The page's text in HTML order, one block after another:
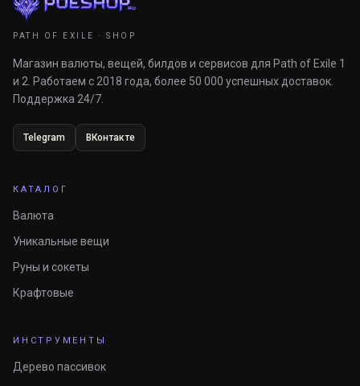
PATH OF EXILE · SHOP
Магазин валюты, вещей, билдов и сервисов для Path of Exile 1
и 2. Работаем с 2018 года, более 50 000 успешных доставок.
Поддержка 24/7.
Telegram ВКонтакте
КАТАЛОГ
Валюта
Уникальные вещи
Руны и сокеты
Крафтовые
ИНСТРУМЕНТЫ
Дерево пассивок